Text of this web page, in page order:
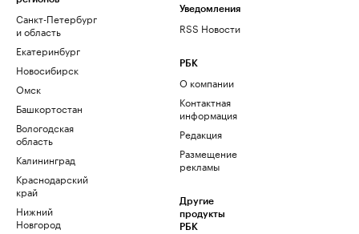
Санкт-Петербург
и область
Екатеринбург
Новосибирск
Омск
Башкортостан
Вологодская
область
Калининград
Краснодарский
край
Нижний
Новгород
Уведомления
RSS Новости
РБК
О компании
Контактная
информация
Редакция
Размещение
рекламы
Другие
продукты
РБК